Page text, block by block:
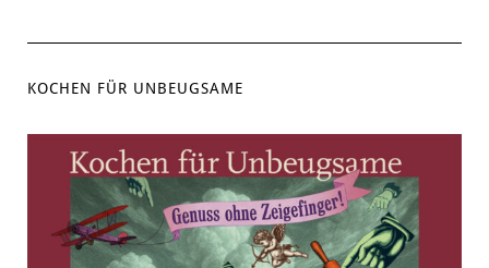
KOCHEN FÜR UNBEUGSAME